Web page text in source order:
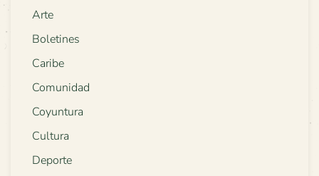
Arte
Boletines
Caribe
Comunidad
Coyuntura
Cultura
Deporte